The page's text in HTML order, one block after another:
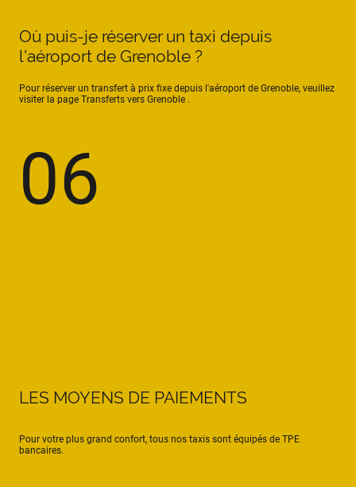
Où puis-je réserver un taxi depuis
l'aéroport de Grenoble ?
Pour réserver un transfert à prix fixe depuis l'aéroport de Grenoble, veuillez
visiter la page Transferts vers Grenoble .
06
LES MOYENS DE PAIEMENTS
Pour votre plus grand confort, tous nos taxis sont équipés de TPE
bancaires.